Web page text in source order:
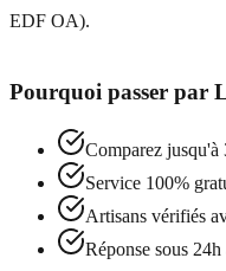
EDF OA).
Pourquoi passer par
Comparez jusqu'à
Service 100%
Artisans vérifiés
Réponse sous